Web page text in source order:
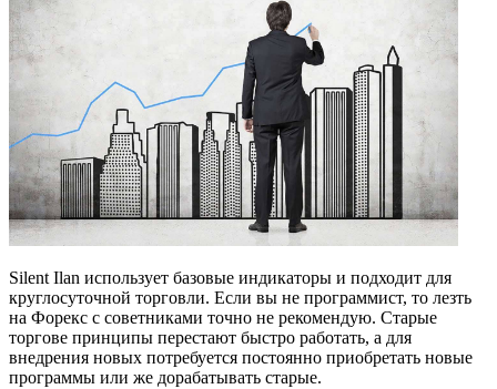
Silent Ilan использует базовые индикаторы и подходит для
круглосуточной торговли. Если вы не программист, то лезть
на Форекс с советниками точно не рекомендую. Старые
торгове принципы перестают быстро работать, а для
внедрения новых потребуется постоянно приобретать новые
программы или же дорабатывать старые.